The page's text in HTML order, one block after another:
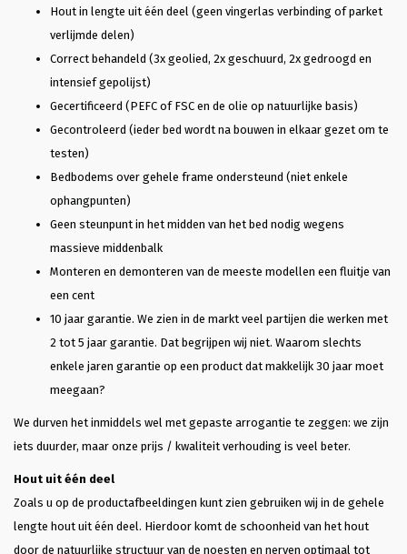
Hout in lengte uit één deel (geen vingerlas verbinding of parket
verlijmde delen)
Correct behandeld (3x geolied, 2x geschuurd, 2x gedroogd en
intensief gepolijst)
Gecertificeerd (PEFC of FSC en de olie op natuurlijke basis)
Gecontroleerd (ieder bed wordt na bouwen in elkaar gezet om te
testen)
Bedbodems over gehele frame ondersteund (niet enkele
ophangpunten)
Geen steunpunt in het midden van het bed nodig wegens
massieve middenbalk
Monteren en demonteren van de meeste modellen een fluitje van
een cent
10 jaar garantie. We zien in de markt veel partijen die werken met
2 tot 5 jaar garantie. Dat begrijpen wij niet. Waarom slechts
enkele jaren garantie op een product dat makkelijk 30 jaar moet
meegaan?
We durven het inmiddels wel met gepaste arrogantie te zeggen: we zijn
iets duurder, maar onze prijs / kwaliteit verhouding is veel beter.
Hout uit één deel
Zoals u op de productafbeeldingen kunt zien gebruiken wij in de gehele
lengte hout uit één deel. Hierdoor komt de schoonheid van het hout
door de natuurlijke structuur van de noesten en nerven optimaal tot